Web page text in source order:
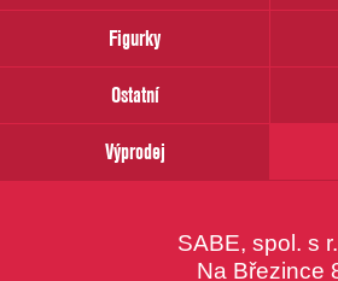
email
Figurky
Ostatní
Výprodej
SABE, spol. s
Na Březince